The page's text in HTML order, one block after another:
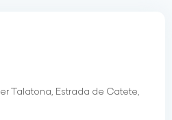
Talatona, Estrada de Catete,